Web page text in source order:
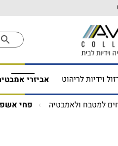
וידיות לריהוט אביזרי
למטבח ולאמבטיה פחי